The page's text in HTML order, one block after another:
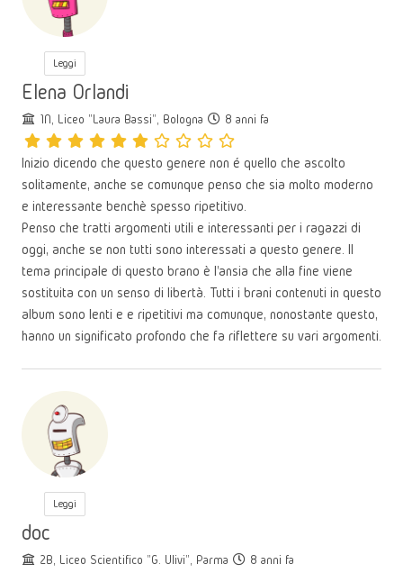
Leggi
Elena Orlandi
1N, Liceo "Laura Bassi", Bologna 8 anni fa
Inizio dicendo che questo genere non é quello che ascolto
solitamente, anche se comunque penso che sia molto moderno
e interessante benchè spesso ripetitivo.
Penso che tratti argomenti utili e interessanti per i ragazzi di
oggi, anche se non tutti sono interessati a questo genere. Il
tema principale di questo brano è l'ansia che alla fine viene
sostituita con un senso di libertà. Tutti i brani contenuti in questo
album sono lenti e e ripetitivi ma comunque, nonostante questo,
hanno un significato profondo che fa riflettere su vari argomenti.
Leggi
doc
2B, Liceo Scientifico "G. Ulivi", Parma 8 anni fa